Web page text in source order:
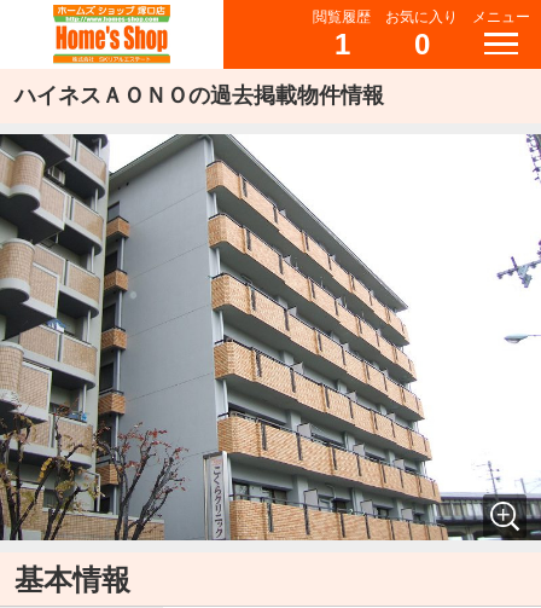
閲覧履歴
1
お気に入り
0
メニュー
ハイネスＡＯＮＯの過去掲載物件情報
基本情報